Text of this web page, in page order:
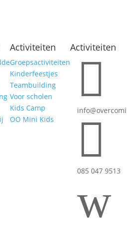
Activiteiten
Groepsactiviteiten
Kinderfeestjes
Teambuilding
Voor scholen
Kids Camp
OO Mini Kids
Activiteiten


085 047 9513
w